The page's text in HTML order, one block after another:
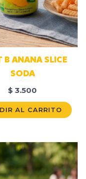
B ANANA SLICE
SODA
$ 3.500
AL CARRITO